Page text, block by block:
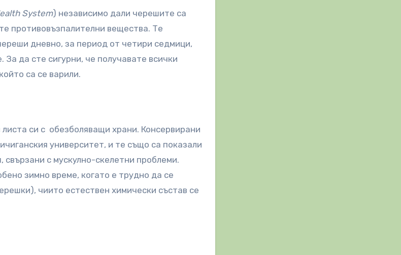
System) независимо дали черешите са
противовъзпалителни вещества. Те
дневно, за период от четири седмици,
да сте сигурни, че получавате всички
са се варили.
си с обезболяващи храни. Консервирани
университет, и те също са показали
с мускулно-скелетни проблеми.
зимно време, когато е трудно да се
чиито естествен химически състав се